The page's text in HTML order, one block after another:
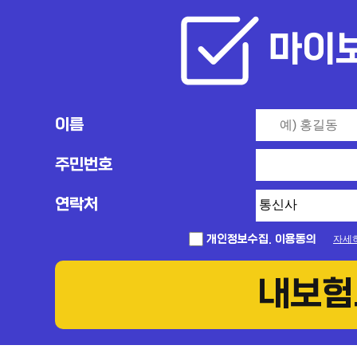
마이
이름
주민번호
연락처
개인정보수집. 이용동의 자세
내보